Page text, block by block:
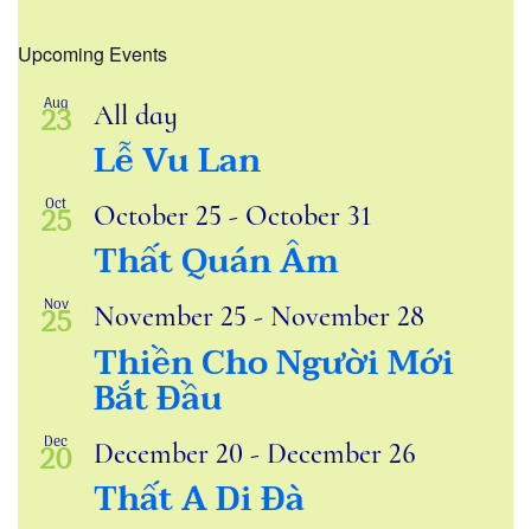
Upcoming Events
Aug
23 All day
Lễ Vu Lan
Oct
25 October 25 - October 31
Thất Quán Âm
Nov
25 November 25 - November 28
Thiền Cho Người Mới
Bắt Đầu
Dec
20 December 20 - December 26
Thất A Di Đà